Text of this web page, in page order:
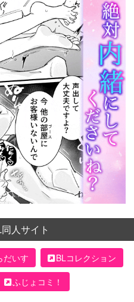
人サイト
だいす
BLコレクション
ふじょコミ！